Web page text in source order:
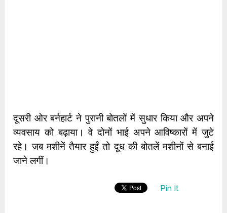
दूसरी ओर बर्नहार्ट ने पुरानी बोतलों में सुधार किया और अपने
व्यवसाय को बढ़ाया। वे दोनों भाई अपने आविष्कारों में जुटे
रहे। जब मशीनें तैयार हुईं तो दूध की बोतलें मशीनों से बनाई
जाने लगीं।
Pin It